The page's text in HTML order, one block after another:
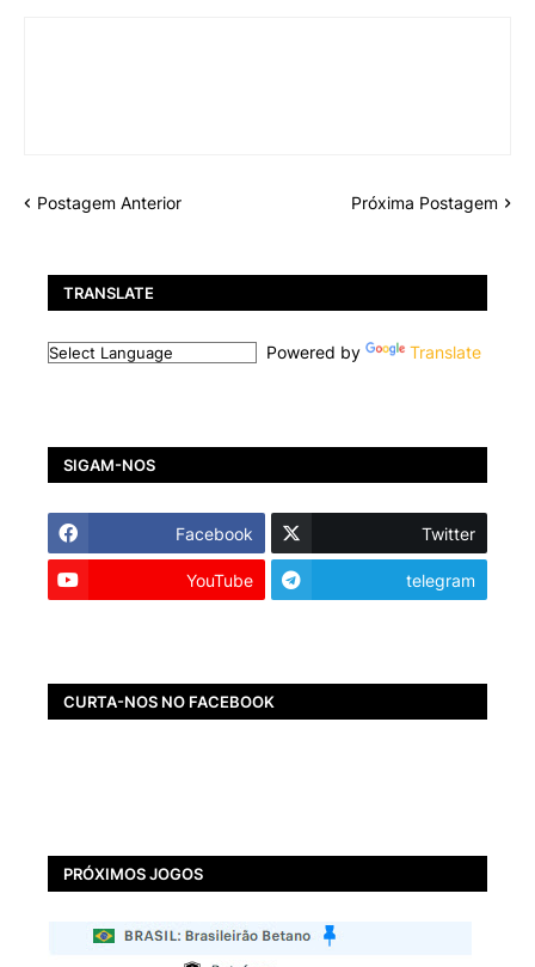
Postagem Anterior Próxima Postagem
TRANSLATE
Powered by Translate
SIGAM-NOS
Facebook Twitter
YouTube telegram
CURTA-NOS NO FACEBOOK
PRÓXIMOS JOGOS